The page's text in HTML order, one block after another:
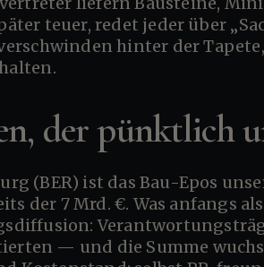
teuer, redet jeder über
hinter der
der pünktlich
der 7 Mrd. €. Was anfangs
— und die Summe